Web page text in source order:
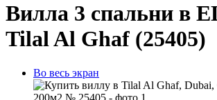
Вилла 3 спальни в
Tilal Al Ghaf (25405)
Во весь экран